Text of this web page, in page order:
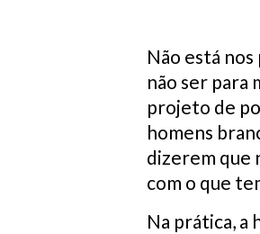
Não está
não ser para
projeto de
homens
dizerem que
com o que
Na prática, a